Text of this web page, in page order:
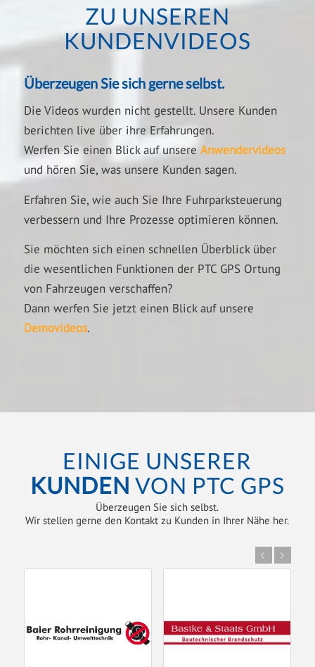
ZU UNSEREN
KUNDENVIDEOS
Überzeugen Sie sich gerne selbst.
Die Videos wurden nicht gestellt. Unsere Kunden
berichten live über ihre Erfahrungen.
Werfen Sie einen Blick auf unsere Anwendervideos
und hören Sie, was unsere Kunden sagen.
Erfahren Sie, wie auch Sie Ihre Fuhrparksteuerung
verbessern und Ihre Prozesse optimieren können.
Sie möchten sich einen schnellen Überblick über
die wesentlichen Funktionen der PTC GPS Ortung
von Fahrzeugen verschaffen?
Dann werfen Sie jetzt einen Blick auf unsere
Demovideos.
EINIGE UNSERER
KUNDEN VON PTC GPS
Überzeugen Sie sich selbst.
Wir stellen gerne den Kontakt zu Kunden in Ihrer Nähe her.